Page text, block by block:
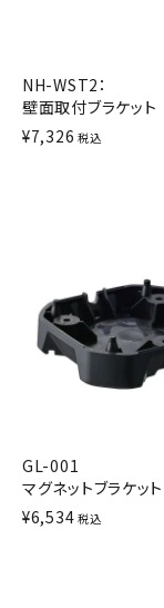
オプション
ガイドライン
パトライトカタログ
NH-WST2：
壁面取付ブラケット
¥7,326 税込
GL-001
マグネットブラケット
¥6,534 税込